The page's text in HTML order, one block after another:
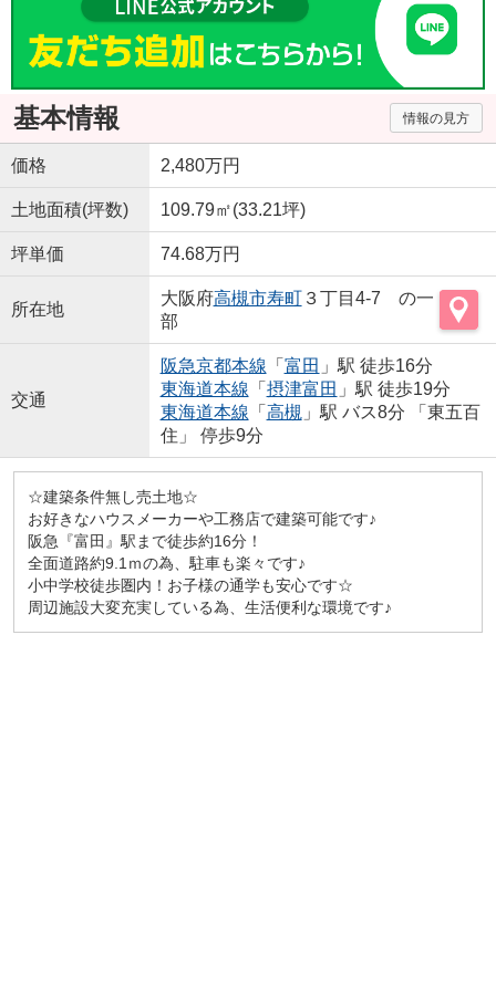
基本情報 情報の見方
価格 2,480万円
土地面積(坪数) 109.79㎡(33.21坪)
坪単価 74.68万円
所在地
大阪府高槻市寿町３丁目4-7 の一
部
交通
阪急京都本線 「 富田 」駅 徒歩16分
東海道本線 「 摂津富田 」駅 徒歩19分
東海道本線 「 高槻 」駅 バス8分 「東五百
住」 停歩9分
☆建築条件無し売土地☆
お好きなハウスメーカーや工務店で建築可能です♪
阪急『富田』駅まで徒歩約16分！
全面道路約9.1ｍの為、駐車も楽々です♪
小中学校徒歩圏内！お子様の通学も安心です☆
周辺施設大変充実している為、生活便利な環境です♪